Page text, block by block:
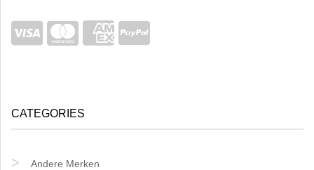
CATEGORIES
Andere Merken